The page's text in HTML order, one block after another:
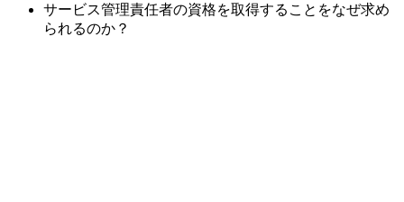
サービス管理責任者の資格を取得することをなぜ求め
られるのか？